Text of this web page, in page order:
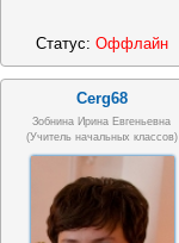
Статус: Оффлайн
Cerg68
Зобнина Ирина Евгеньевна
(учитель начальных классов)